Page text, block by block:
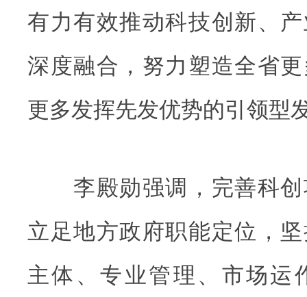
有力有效推动科技创新、
深度融合，努力塑造全省
更多发挥先发优势的引领型
李殿勋强调，完善科创
立足地方政府职能定位，
主体、专业管理、市场运